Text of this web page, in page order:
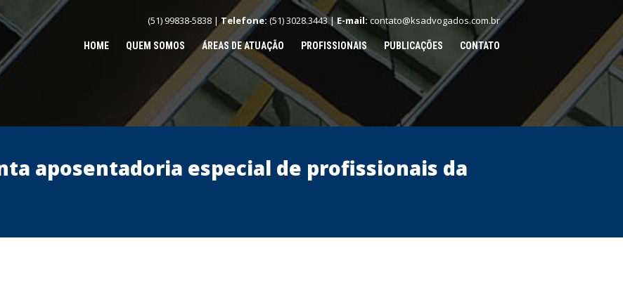
(51) 99838-5838 |Telefone: (51) 3028.3443 |E-mail:contato@ksadvogados.com.br
HOME QUEM SOMOS ÁREAS DE ATUAÇÃO PROFISSIONAIS PUBLICAÇÕES CONTATO
aposentadoria especial de profissionais da